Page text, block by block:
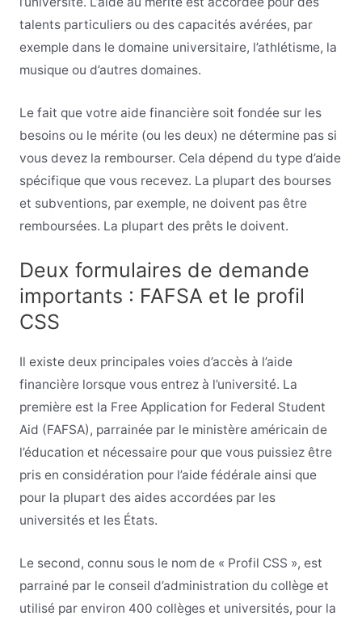
talents particuliers ou des capacités avérées, par
exemple dans le domaine universitaire, l’athlétisme, la
musique ou d’autres domaines.
Le fait que votre aide financière soit fondée sur les
besoins ou le mérite (ou les deux) ne détermine pas si
vous devez la rembourser. Cela dépend du type d’aide
spécifique que vous recevez. La plupart des bourses
et subventions, par exemple, ne doivent pas être
remboursées. La plupart des prêts le doivent.
Deux formulaires de demande
importants : FAFSA et le profil
CSS
Il existe deux principales voies d’accès à l’aide
financière lorsque vous entrez à l’université. La
première est la Free Application for Federal Student
Aid (FAFSA), parrainée par le ministère américain de
l’éducation et nécessaire pour que vous puissiez être
pris en considération pour l’aide fédérale ainsi que
pour la plupart des aides accordées par les
universités et les États.
Le second, connu sous le nom de « Profil CSS », est
parrainé par le conseil d’administration du collège et
utilisé par environ 400 collèges et universités, pour la